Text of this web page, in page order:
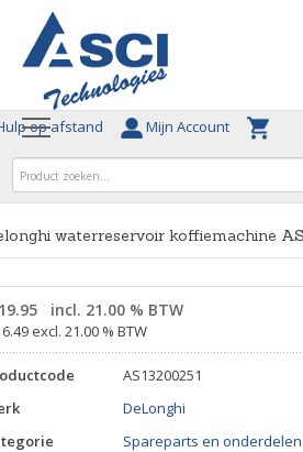
op afstand Mijn Account
waterreservoir koffiemachine
incl. 21.00 % BTW
excl. 21.00 % BTW
AS13200251
DeLonghi
Spareparts en onderdelen